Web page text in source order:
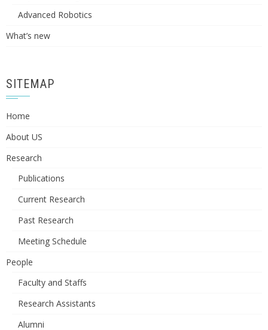
Advanced Robotics
What’s new
SITEMAP
Home
About US
Research
Publications
Current Research
Past Research
Meeting Schedule
People
Faculty and Staffs
Research Assistants
Alumni